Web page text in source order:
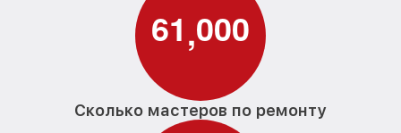
61,000
Сколько мастеров по ремонту